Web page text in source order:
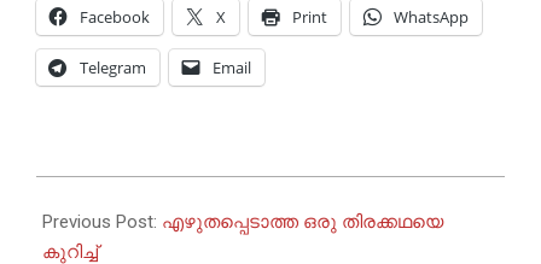
Facebook X Print WhatsApp
Telegram Email
01-
12
Previous Post: എഴുതപ്പെടാത്ത ഒരു തിരക്കഥയെ
കുറിച്ച്